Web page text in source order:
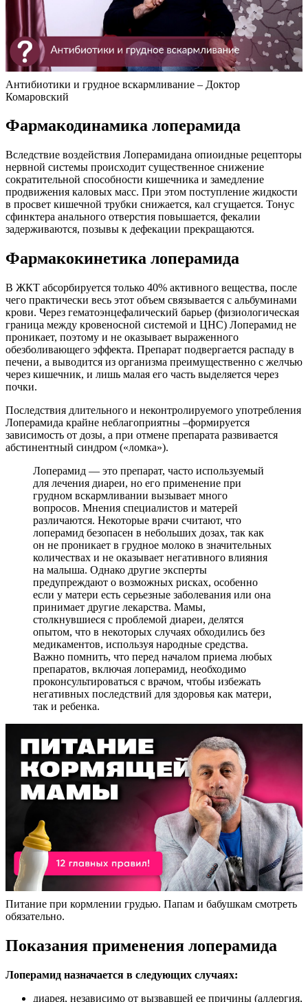
Антибиотики и грудное вскармливание – Доктор
Комаровский
Фармакодинамика лоперамида
Вследствие воздействия Лоперамидана опиоидные рецепторы
нервной системы происходит существенное снижение
сократительной способности кишечника и замедление
продвижения каловых масс. При этом поступление жидкости
в просвет кишечной трубки снижается, кал сгущается. Тонус
сфинктера анального отверстия повышается, фекалии
задерживаются, позывы к дефекации прекращаются.
Фармакокинетика лоперамида
В ЖКТ абсорбируется только 40% активного вещества, после
чего практически весь этот объем связывается с альбуминами
крови. Через гематоэнцефалический барьер (физиологическая
граница между кровеносной системой и ЦНС) Лоперамид не
проникает, поэтому и не оказывает выраженного
обезболивающего эффекта. Препарат подвергается распаду в
печени, а выводится из организма преимущественно с желчью
через кишечник, и лишь малая его часть выделяется через
почки.
Последствия длительного и неконтролируемого употребления
Лоперамида крайне неблагоприятны –формируется
зависимость от дозы, а при отмене препарата развивается
абстинентный синдром («ломка»).
Лоперамид — это препарат, часто используемый
для лечения диареи, но его применение при
грудном вскармливании вызывает много
вопросов. Мнения специалистов и матерей
различаются. Некоторые врачи считают, что
лоперамид безопасен в небольших дозах, так как
он не проникает в грудное молоко в значительных
количествах и не оказывает негативного влияния
на малыша. Однако другие эксперты
предупреждают о возможных рисках, особенно
если у матери есть серьезные заболевания или она
принимает другие лекарства. Мамы,
столкнувшиеся с проблемой диареи, делятся
опытом, что в некоторых случаях обходились без
медикаментов, используя народные средства.
Важно помнить, что перед началом приема любых
препаратов, включая лоперамид, необходимо
проконсультироваться с врачом, чтобы избежать
негативных последствий для здоровья как матери,
так и ребенка.
Питание при кормлении грудью. Папам и бабушкам смотреть
обязательно.
Показания применения лоперамида
Лоперамид назначается в следующих случаях:
диарея, независимо от вызвавшей ее причины (аллергия,